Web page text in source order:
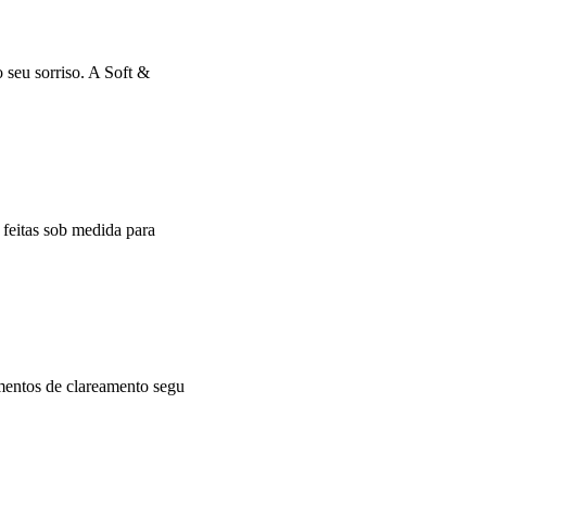
seu sorriso. A Soft &
sob medida para
de clareamento segu